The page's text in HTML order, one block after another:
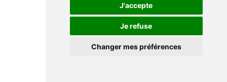
J'accepte
Je refuse
Changer mes préférences